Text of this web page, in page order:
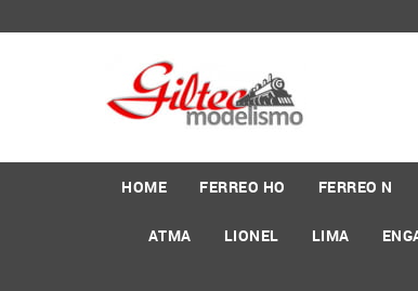
HOME FERREO HO FERREO N
ATMA LIONEL LIMA